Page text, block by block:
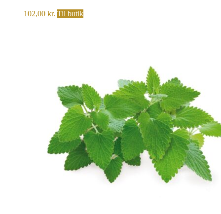
102,00 kr. Til butik